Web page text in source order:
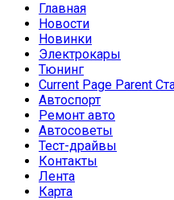
Главная
Новости
Новинки
Электрокары
Тюнинг
Current Page Parent
Автоспорт
Ремонт авто
Автосоветы
Тест-драйвы
Контакты
Лента
Карта